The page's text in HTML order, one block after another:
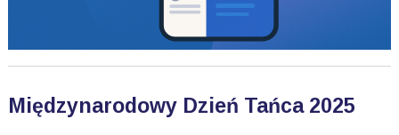
Międzynarodowy Dzień Tańca 2025